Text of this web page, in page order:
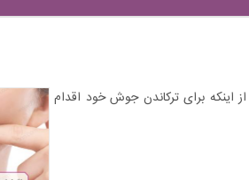
اینکه برای ترکاندن جوش خود اقدام